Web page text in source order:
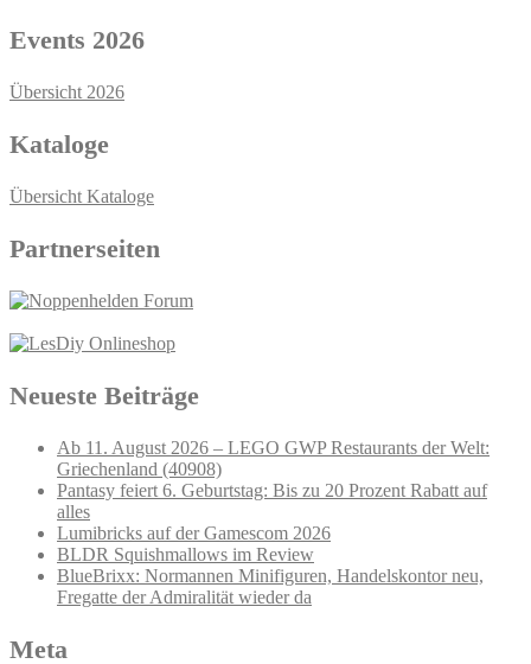
Events 2026
Übersicht 2026
Kataloge
Übersicht Kataloge
Partnerseiten
Neueste Beiträge
Ab 11. August 2026 – LEGO GWP Restaurants der Welt:
Griechenland (40908)
Pantasy feiert 6. Geburtstag: Bis zu 20 Prozent Rabatt auf
alles
Lumibricks auf der Gamescom 2026
BLDR Squishmallows im Review
BlueBrixx: Normannen Minifiguren, Handelskontor neu,
Fregatte der Admiralität wieder da
Meta